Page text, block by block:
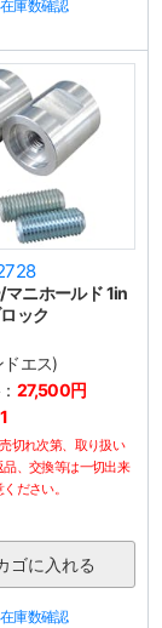
庫数確認
ニホールド 1in
ック
ドエス)
27,500円
1
切れ次第、取り扱い
、交換等は一切出来
ださい。
庫数確認